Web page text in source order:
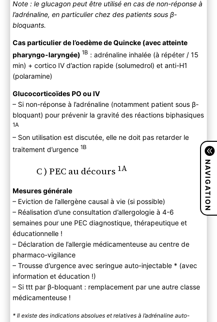
Note : le glucagon peut être utilisé en cas de non-réponse à
l’adrénaline, en particulier chez des patients sous β-
bloquants.
Cas particulier de l’oedème de Quincke (avec atteinte
pharyngo-laryngée) 1B : adrénaline inhalée (à répéter / 15
min) + cortico IV d’action rapide (solumedrol) et anti-H1
(polaramine)
Glucocorticoïdes PO ou IV
– Si non-réponse à l’adrénaline (notamment patient sous β-
bloquant) pour prévenir la gravité des réactions biphasiques
1A
– Son utilisation est discutée, elle ne doit pas retarder le
traitement d’urgence 1B
C ) PEC au décours 1A
Mesures générale
– Eviction de l’allergène causal à vie (si possible)
– Réalisation d’une consultation d’allergologie à 4-6
semaines pour une PEC diagnostique, thérapeutique et
éducationnelle !
– Déclaration de l’allergie médicamenteuse au centre de
pharmaco-vigilance
– Trousse d’urgence avec seringue auto-injectable * (avec
information et éducation !)
– Si ttt par β-bloquant : remplacement par une autre classe
médicamenteuse !
* Il existe des indications absolues et relatives à l’adrénaline auto-
NAVIGATION